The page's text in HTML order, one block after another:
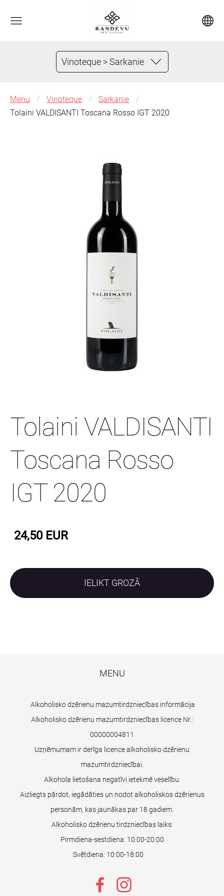
Vinoteque > Sarkanie
Menu Vinoteque
Sarkanie
Tolaini VALDISANTI Toscana Rosso IGT 2020
Tolaini VALDISANTI
Toscana Rosso
IGT 2020
24,50 EUR
IELIKT GROZĀ
MENU
Alkoholisko dzērienu mazumtirdzniecības informācija
Alkoholisko dzērienu mazumtirdzniecības licence Nr.:
00000004811
Uzņēmumam ir derīga licence alkoholisko dzērienu
mazumtirdzniecībai.
Alkohola lietošana negatīvi ietekmē veselību.
Aizliegts pārdot, iegādāties un nodot alkoholiskos dzērienus
personām, kas jaunākas par 18 gadiem.
Alkoholisko dzērienu tirdzniecības laiks:
Pirmdiena-sestdiena: 10:00-20:00
Svētdiena: 10:00-18:00